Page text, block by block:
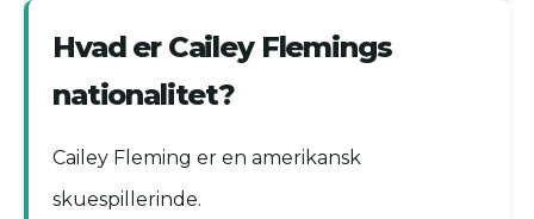
Hvad er Cailey Flemings
nationalitet?
Cailey Fleming er en amerikansk
skuespillerinde.